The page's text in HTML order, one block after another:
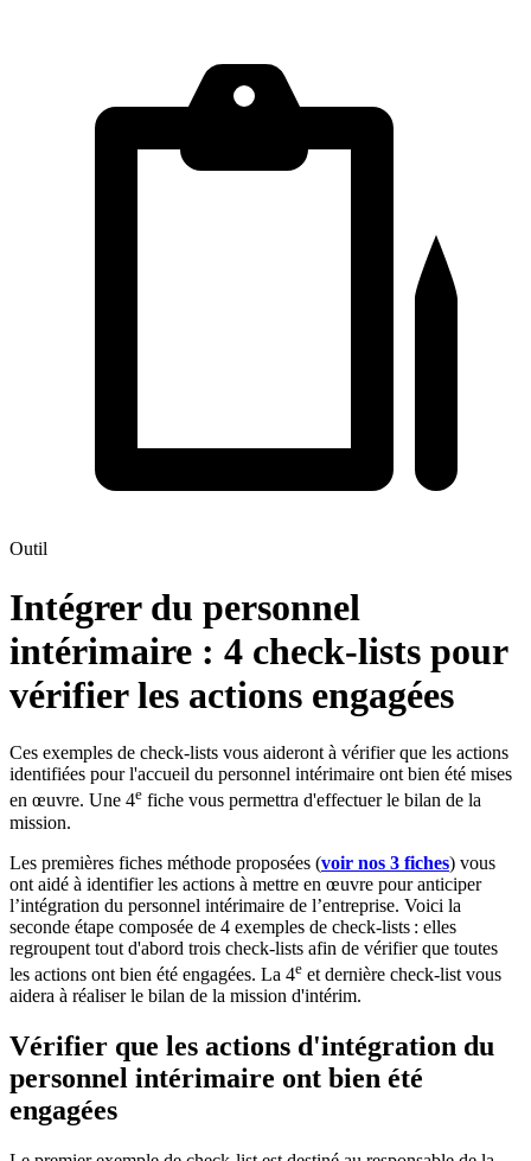
Outil
Intégrer du personnel
intérimaire : 4 check-lists pour
vérifier les actions engagées
Ces exemples de check-lists vous aideront à vérifier que les actions
identifiées pour l'accueil du personnel intérimaire ont bien été mises
en œuvre. Une 4e fiche vous permettra d'effectuer le bilan de la
mission.
Les premières fiches méthode proposées (voir nos 3 fiches) vous
ont aidé à identifier les actions à mettre en œuvre pour anticiper
l’intégration du personnel intérimaire de l’entreprise. Voici la
seconde étape composée de 4 exemples de check-lists : elles
regroupent tout d'abord trois check-lists afin de vérifier que toutes
les actions ont bien été engagées. La 4e et dernière check-list vous
aidera à réaliser le bilan de la mission d'intérim.
Vérifier que les actions d'intégration du
personnel intérimaire ont bien été
engagées